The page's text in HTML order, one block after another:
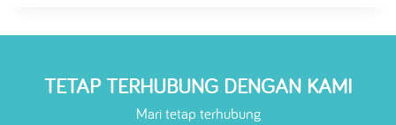
TETAP TERHUBUNG DENGAN KAMI
Mari tetap terhubung